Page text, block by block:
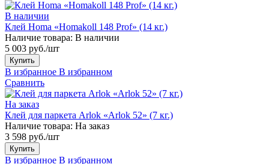
В наличии
Клей Homa «Homakoll 148 Prof» (14 кг.)
Наличие товара: В наличии
5 003 руб./шт
Купить
В избранное В избранном
Сравнить
На заказ
Клей для паркета Arlok «Arlok 52» (7 кг.)
Наличие товара: На заказ
3 598 руб./шт
Купить
В избранное В избранном